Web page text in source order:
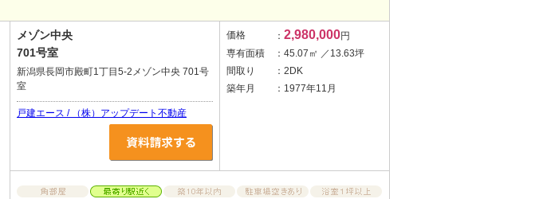
メゾン中央
701号室
新潟県長岡市殿町1丁目5-2メゾン中央 701号
室
戸建エース / （株）アップデート不動産
価格 ： 2,980,000円
専有面積
：45.07㎡ ／13.63坪
間取り
：2DK
築年月
：1977年11月